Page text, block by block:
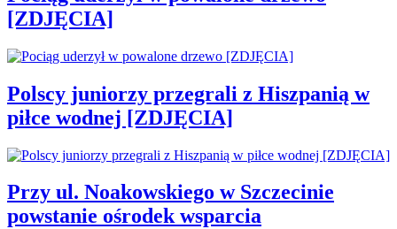
[ZDJĘCIA]
Polscy juniorzy przegrali z Hiszpanią w
piłce wodnej [ZDJĘCIA]
Przy ul. Noakowskiego w Szczecinie
powstanie ośrodek wsparcia